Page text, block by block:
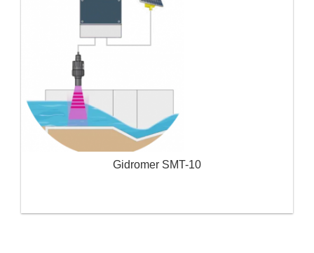
Gidromer SMT-10